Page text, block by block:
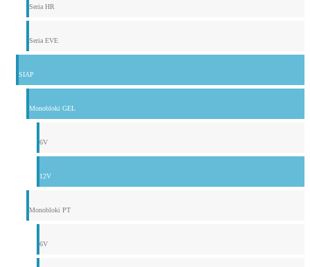
Seria HR
Seria EVE
SIAP
Monobloki GEL
6V
12V
Monobloki PT
6V